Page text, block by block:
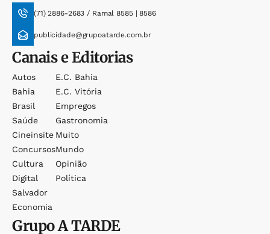
(71) 2886-2683 / Ramal 8585 | 8586
publicidade@grupoatarde.com.br
Canais e Editorias
Autos
Bahia
Brasil
Saúde
Cineinsite
Concursos
Cultura
Digital
Salvador
Economia
E.c. Bahia
E.c. Vitória
Empregos
Gastronomia
Muito
Mundo
Opinião
Política
GrupoA TARDE